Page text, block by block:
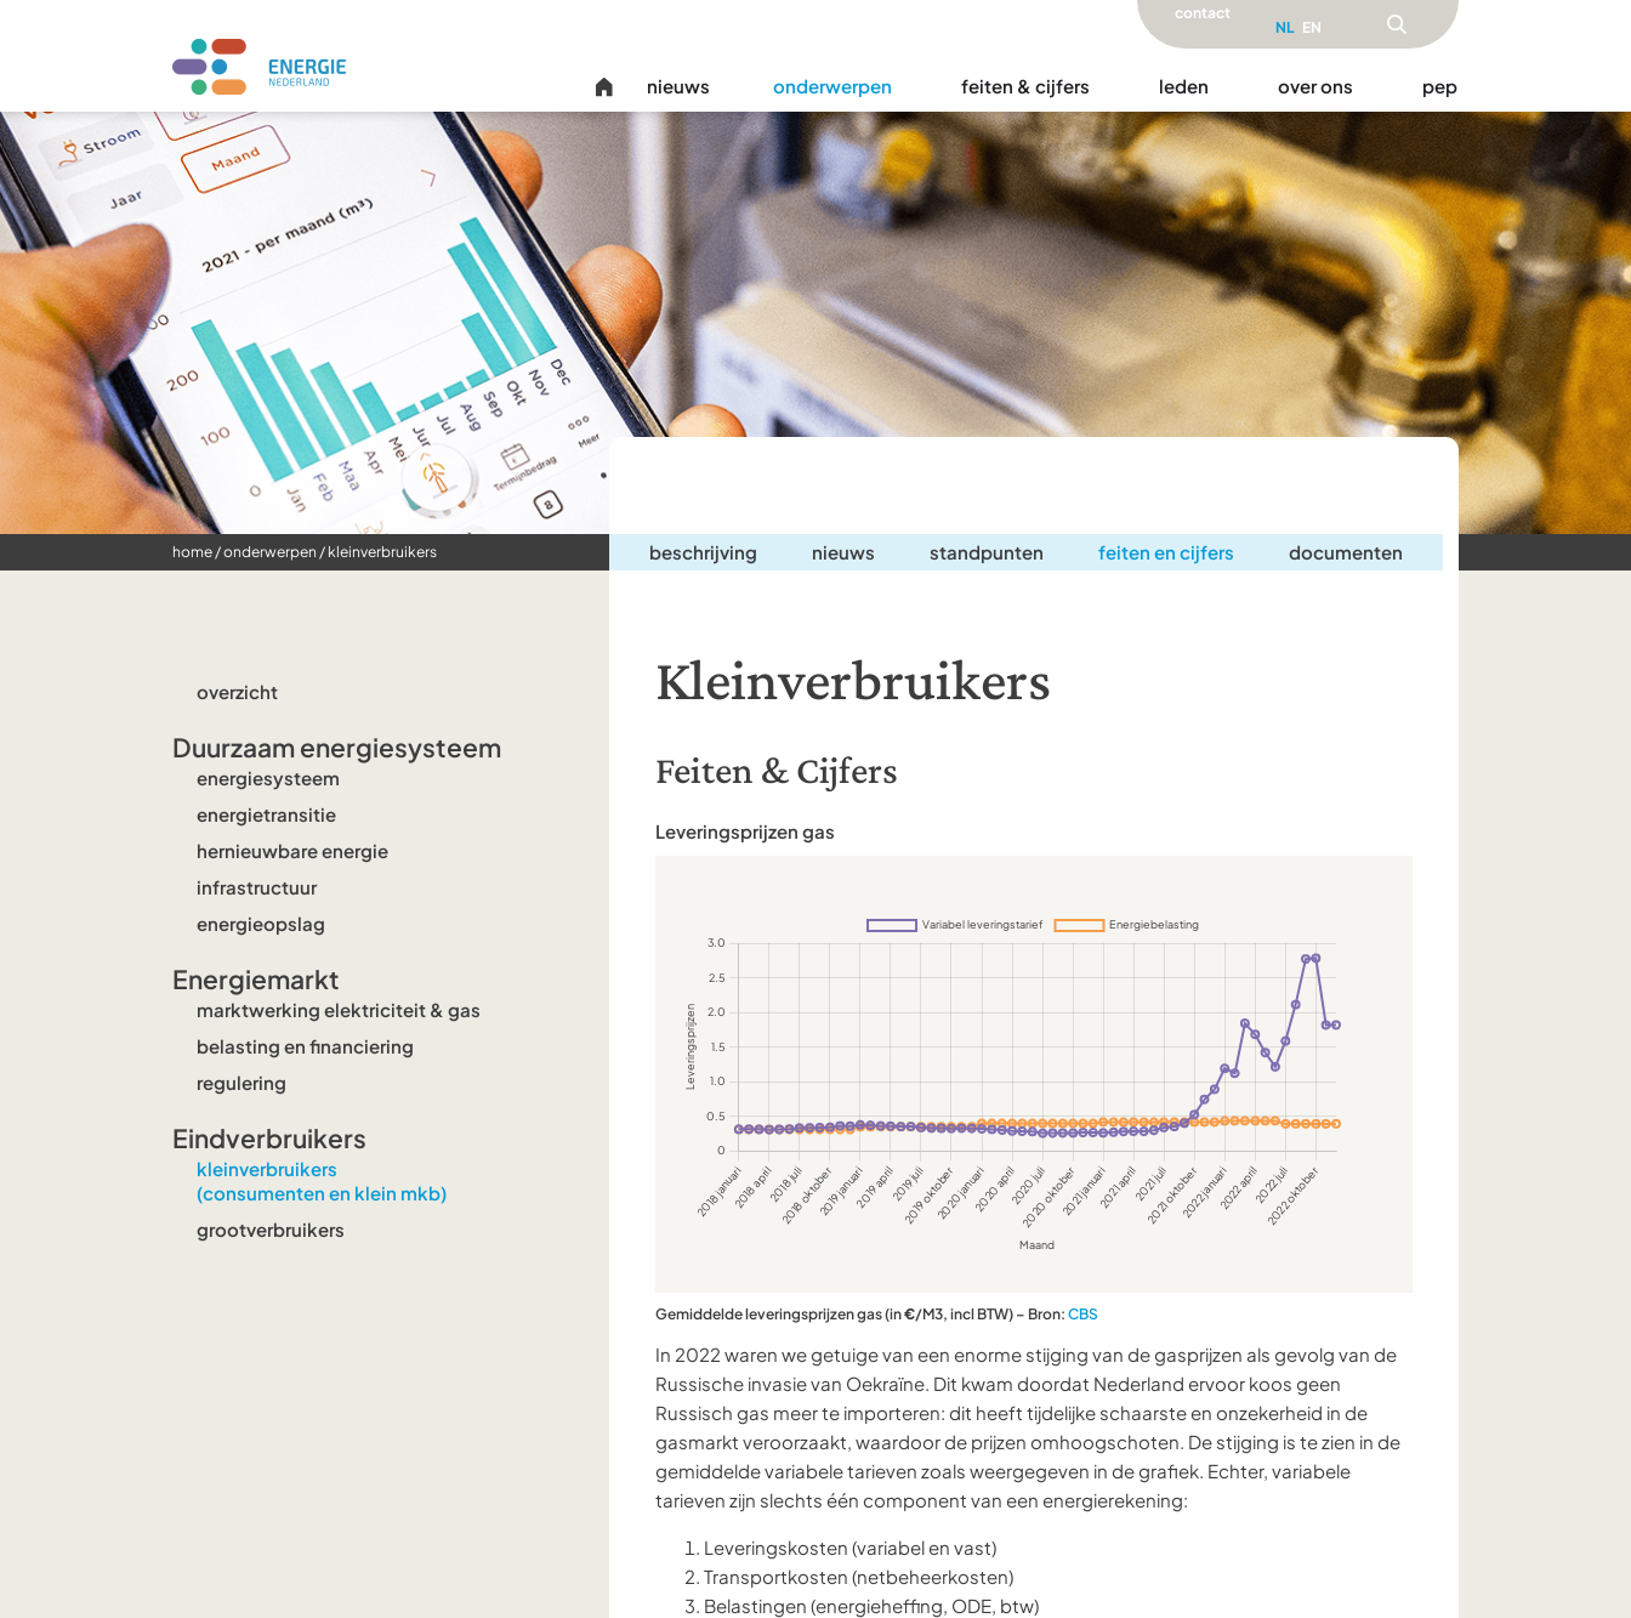
nieuws onderwerpen feiten & cijfers leden over ons pep
contact
NL EN
home/onderwerpen / kleinverbruikers
overzicht
Duurzaam energiesysteem
energiesysteem
energietransitie
hernieuwbare energie
infrastructuur
energieopslag
Energiemarkt
marktwerking elektriciteit & gas
belasting en financiering
regulering
Eindverbruikers
kleinverbruikers
(consumenten en klein mkb)
grootverbruikers
beschrijving nieuws standpunten feiten en cijfers documenten
Kleinverbruikers
Feiten & Cijfers
Leveringsprijzen gas
Gemiddelde leveringsprijzen gas (in€/M3, incl BTW) – Bron:CBS
In 2022 waren we getuige van een enorme stijging van de gasprijzen als gevolg van de
Russische invasie van Oekraïne. Dit kwam doordat Nederland ervoor koos geen
Russisch gas meer te importeren: dit heeft tijdelijke schaarste en onzekerheid in de
gasmarkt veroorzaakt, waardoor de prijzen omhoogschoten. De stijging is te zien in de
gemiddelde variabele tarieven zoals weergegeven in de grafiek. Echter, variabele
tarieven zijn slechts één component van een energierekening:
Leveringskosten (variabel en vast)
Transportkosten (netbeheerkosten)
Belastingen (energieheffing, ODE, btw)